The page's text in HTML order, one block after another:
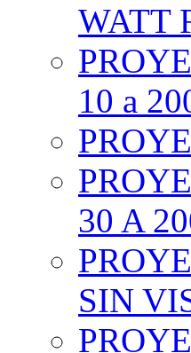
WATT
10 a
30 A
SIN